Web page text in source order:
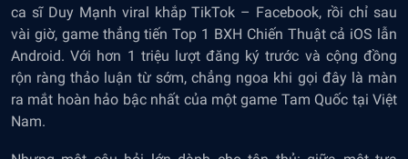
ca sĩ Duy Mạnh viral khắp TikTok – Facebook, rồi chỉ sau
vài giờ, game thẳng tiến Top 1 BXH Chiến Thuật cả iOS lẫn
Android. Với hơn 1 triệu lượt đăng ký trước và cộng đồng
rộn ràng thảo luận từ sớm, chẳng ngoa khi gọi đây là màn
ra mắt hoàn hảo bậc nhất của một game Tam Quốc tại Việt
Nam.